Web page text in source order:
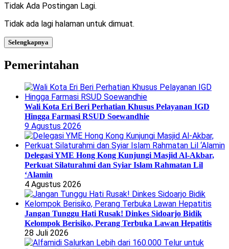
Tidak Ada Postingan Lagi.
Tidak ada lagi halaman untuk dimuat.
Selengkapnya
Pemerintahan
Wali Kota Eri Beri Perhatian Khusus Pelayanan IGD
Hingga Farmasi RSUD Soewandhie
9 Agustus 2026
Delegasi YME Hong Kong Kunjungi Masjid Al-Akbar,
Perkuat Silaturahmi dan Syiar Islam Rahmatan Lil
‘Alamin
4 Agustus 2026
Jangan Tunggu Hati Rusak! Dinkes Sidoarjo Bidik
Kelompok Berisiko, Perang Terbuka Lawan Hepatitis
28 Juli 2026